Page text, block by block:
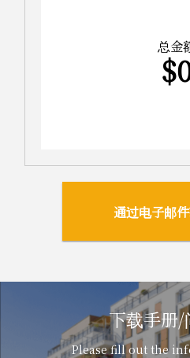
总金
$
通过电子邮
下载手册/
Please fill out the